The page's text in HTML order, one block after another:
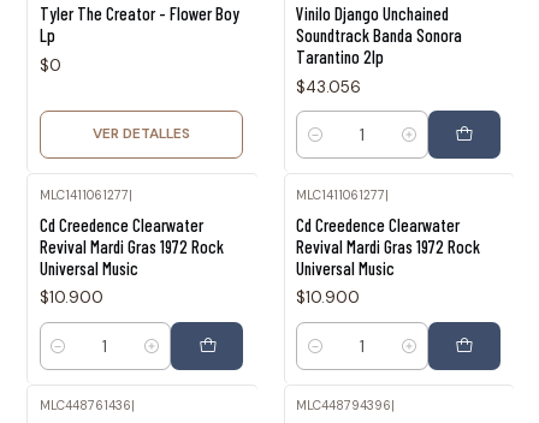
Tyler The Creator - Flower Boy
Lp
$0
VER DETALLES
Vinilo Django Unchained
Soundtrack Banda Sonora
Tarantino 2lp
$43.056
Cantidad
MLC1411061277|
Cd Creedence Clearwater
Revival Mardi Gras 1972 Rock
Universal Music
$10.900
Cantidad
MLC1411061277|
Cd Creedence Clearwater
Revival Mardi Gras 1972 Rock
Universal Music
$10.900
Cantidad
MLC448761436 MLC448794396